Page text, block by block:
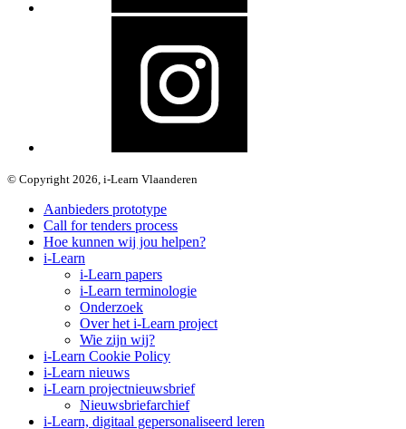
© Copyright 2026, i-Learn Vlaanderen
Aanbieders prototype
Call for tenders process
Hoe kunnen wij jou helpen?
i-Learn
i-Learn papers
i-Learn terminologie
Onderzoek
Over het i-Learn project
Wie zijn wij?
i-Learn Cookie Policy
i-Learn nieuws
i-Learn projectnieuwsbrief
Nieuwsbriefarchief
i-Learn, digitaal gepersonaliseerd leren